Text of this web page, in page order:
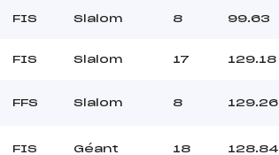
FIS Slalom 8 99.63
FIS Slalom 17 129.18
FFS Slalom 8 129.26
FIS Géant 18 128.84